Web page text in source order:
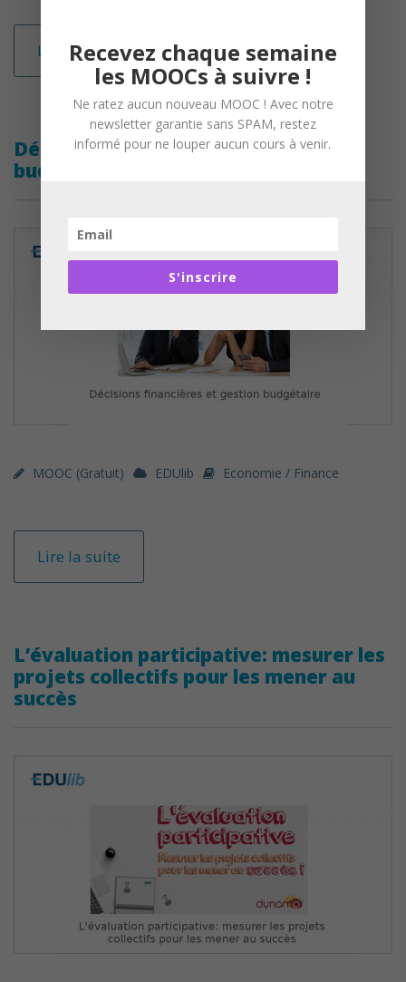
Lire la suite
Décisions financières et gestion
budgétaire
MOOC (gratuit) EDUlib Economie / Finance
Lire la suite
L’évaluation participative: mesurer les
projets collectifs pour les mener au
succès
Recevez chaque semaine
les MOOCs à suivre !
Ne ratez aucun nouveau MOOC ! Avec notre
newsletter garantie sans SPAM, restez
informé pour ne louper aucun cours à venir.
S'inscrire